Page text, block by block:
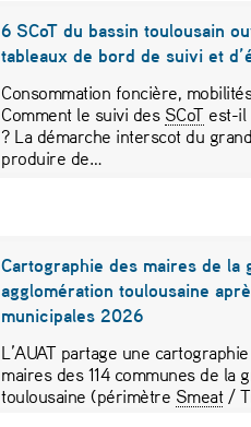
6 SCoT du bassin toulousain
tableaux de bord de suivi et
Consommation foncière,
Comment le suivi des SCoT est-il
? La démarche interscot du
produire de…
Cartographie des maires de la
agglomération toulousaine
municipales 2026
L’AUAT partage une
maires des 114 communes de la
toulousaine (périmètre Smeat/